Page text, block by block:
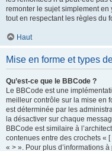
remonter le sujet simplement
tout en respectant les règles du
Haut
Mise en forme et types
Qu’est-ce que le BBCode ?
Le BBCode est une
meilleur contrôle sur la mise en
est déterminée par les
la désactiver sur chaque
BBCode est similaire à
contenues entre des crochets «
« > ». Pour plus d’informations